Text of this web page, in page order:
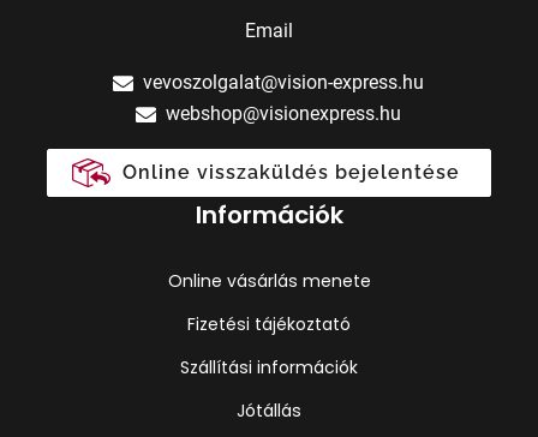
Email
vevoszolgalat@vision-express.hu
webshop@visionexpress.hu
Online visszaküldés bejelentése
Információk
Online vásárlás menete
Fizetési tájékoztató
Szállítási információk
Jótállás